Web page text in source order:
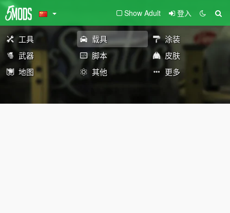
Show Adult 登入
工具 载具
涂装
武器
脚本
皮肤
地图
其他 更多